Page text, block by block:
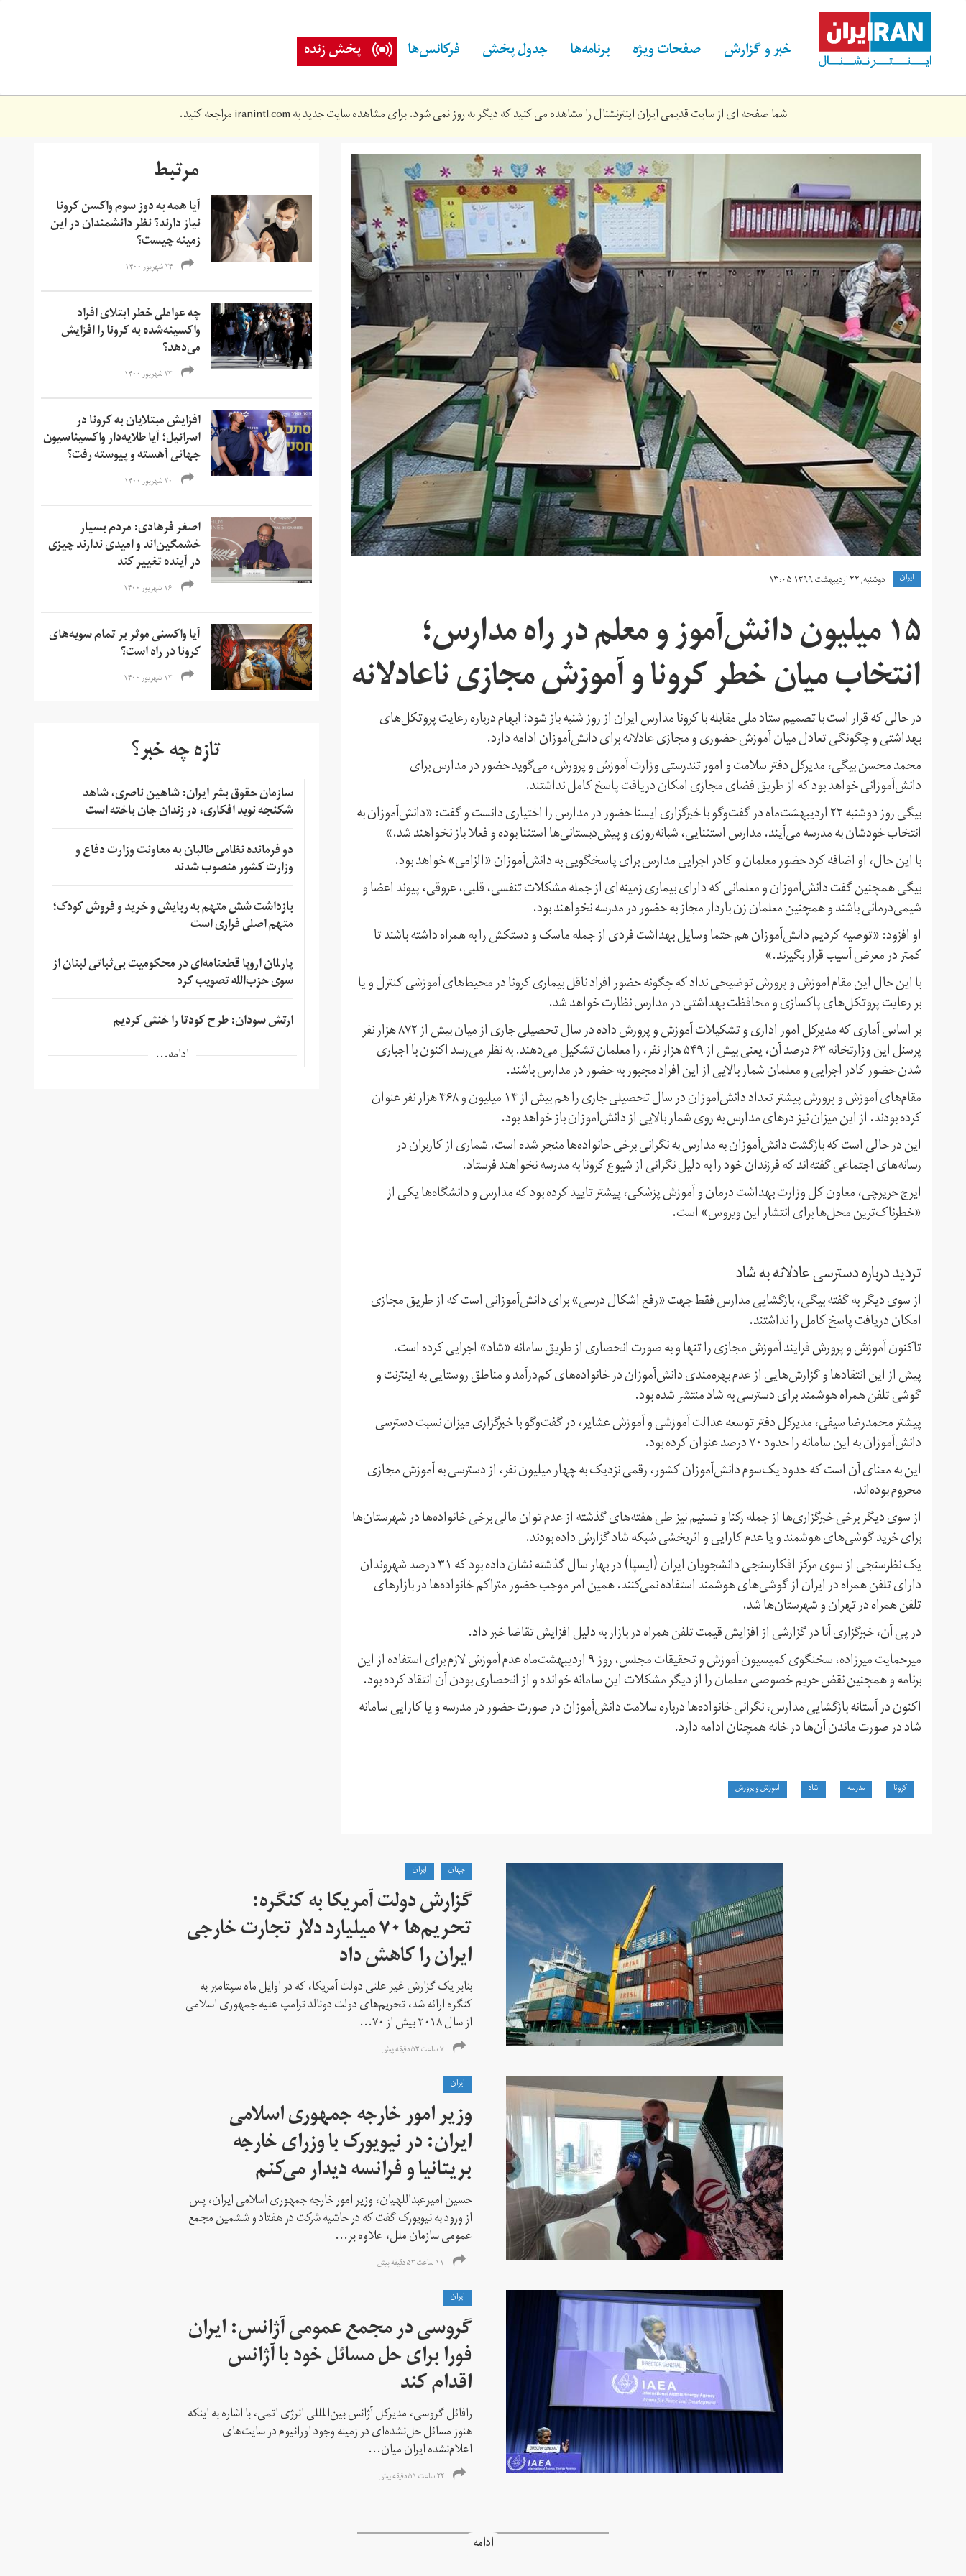
content خبر و گزارش صفحات ویژه برنامه‌ها جدول پخش فرکانس‌ها پخش زنده
شما صفحه ای از سایت قدیمی ایران اینترنشنال را مشاهده می کنید که دیگر به روز نمی شود. برای مشاهده سایت جدید بهiranintl.comمراجعه کنید.
1398120612265787019783394.jpg
ايران دوشنبه, ۲۲ اردیبهشت ۱۳۹۹ ۱۳:۰۵
۱۵ میلیون دانش‌آموز و معلم در راه مدارس؛
انتخاب میان خطر کرونا و آموزش مجازی ناعادلانه
در حالی که قرار است با تصمیم ستاد ملی مقابله با کرونا مدارس ایران از روز شنبه باز شود؛ ابهام درباره رعایت پروتکل‌های
بهداشتی و چگونگی تعادل میان آموزش حضوری و مجازی عادلانه برای دانش‌آموزان ادامه دارد.
محمد محسن بیگی،‌ مدیرکل دفتر سلامت و امور تندرستی وزارت آموزش و پرورش،‌ می‌گوید حضور در مدارس برای
دانش‌آموزانی خواهد بود که از طریق فضای مجازی امکان دریافت پاسخ کامل نداشتند.
بیگی روز دوشنبه ۲۲ اردیبهشت‌ماه در گفت‌وگو با خبرگزاری ایسنا حضور در مدارس را اختیاری دانست و گفت: «دانش‌آموزان به
انتخاب خودشان به مدرسه می‌آیند. مدارس استثنایی،‌ شبانه‌روزی و پیش‌دبستانی‌ها استثنا بوده و فعلا باز نخواهند شد.»
با این حال،‌ او اضافه کرد حضور معلمان و کادر اجرایی مدارس برای پاسخگویی به دانش‌آموزان «الزامی» خواهد بود.
بیگی همچنین گفت دانش‌آموزان و معلمانی که دارای بیماری زمینه‌ای از جمله مشکلات تنفسی،‌ قلبی،‌ عروقی،‌ پیوند اعضا و
شیمی‌‌درمانی باشند و همچنین معلمان زن باردار مجاز به حضور در مدرسه نخواهند بود.
او افزود: «توصیه کردیم دانش‌آموزان هم حتما وسایل بهداشت فردی از جمله ماسک و دستکش را به همراه داشته باشند تا
کمتر در معرض آسیب قرار بگیرند.»
با این حال این مقام آموزش و پرورش توضیحی نداد که چگونه حضور افراد ناقل بیماری کرونا در محیط‌های آموزشی کنترل و یا
بر رعایت پروتکل‌های پاکسازی و محافظت بهداشتی در مدارس نظارت خواهد شد.
بر اساس آماری که مدیرکل امور اداری و تشکیلات آموزش و پرورش داده در سال تحصیلی جاری از میان بیش از ۸۷۲ هزار نفر
پرسنل این وزارتخانه ۶۳ درصد آن،‌ یعنی بیش از ۵۴۹ هزار نفر، را معلمان تشکیل می‌دهند. به نظر می‌رسد اکنون با اجباری
شدن حضور کادر اجرایی و معلمان شمار بالایی از این افراد مجبور به حضور در مدارس باشند.
مقام‌های آموزش و پرورش پیشتر تعداد دانش‌آموزان در سال تحصیلی جاری را هم بیش از ۱۴ میلیون و ۴۶۸ هزار نفر عنوان
کرده بودند. از این میزان نیز درهای مدارس به روی شمار بالایی از دانش‌آموزان باز خواهد بود.
این در حالی است که بازگشت دانش‌آموزان به مدارس به نگرانی برخی خانواده‌ها منجر شده است. شماری از کاربران در
رسانه‌های اجتماعی گفته‌اند که فرزندان خود را به دلیل نگرانی از شیوع کرونا به مدرسه نخواهند فرستاد.
ایرج حریرچی، معاون کل وزارت بهداشت درمان و آموزش پزشکی، پیشتر تایید کرده بود که مدارس و دانشگاه‌ها یکی از
«خطرناک‌ترین محل‌ها برای انتشار این ویروس» است.
تردید درباره دسترسی عادلانه به شاد
از سوی دیگر به گفته بیگی،‌ بازگشایی مدارس فقط جهت «رفع اشکال درسی» برای دانش‌آموزانی است که از طریق مجازی
امکان دریافت پاسخ کامل را نداشتند.
تاکنون آموزش و پرورش فرایند آموزش مجازی را تنها و به صورت انحصاری از طریق سامانه «شاد» اجرایی کرده است.
پیش از این انتقادها و گزارش‌هایی از عدم بهره‌مندی دانش‌آموزان در خانواده‌های کم‌درآمد و مناطق روستایی به اینترنت و
گوشی تلفن‌ همراه هوشمند برای دسترسی به شاد منتشر شده بود.
پیشتر محمدرضا سیفی،‌ مدیرکل دفتر توسعه عدالت آموزشی و آموزش عشایر،‌ در گفت‌وگو با خبرگزاری میزان نسبت دسترسی
دانش‌آموزان به این سامانه را حدود ۷۰ درصد عنوان کرده بود.
این به معنای آن است که حدود یک‌سوم دانش‌آموزان کشور،‌ رقمی نزدیک به چهار میلیون نفر، از دسترسی به آموزش مجازی
محروم بوده‌اند.
از سوی دیگر برخی خبرگزاری‌ها از جمله رکنا و تسنیم نیز طی هفته‌های گذشته از عدم توان مالی برخی خانواده‌ها در شهرستان‌ها
برای خرید گوشی‌های هوشمند و یا عدم کارایی و اثربخشی شبکه شاد گزارش داده بودند.
یک نظرسنجی از سوی مرکز افکارسنجی دانشجویان ایران (ایسپا) در بهار سال گذشته نشان داده بود که ۳۱ درصد شهروندان
دارای تلفن همراه در ایران از گوشی‌های هوشمند استفاده نمی‌کنند. همین امر موجب حضور متراکم خانواده‌ها در بازارهای
تلفن همراه در تهران و شهرستان‌ها شد.
در پی آن، خبرگزاری آنا در گزارشی از افزایش قیمت تلفن همراه در بازار به دلیل افزایش تقاضا خبر داد.
میرحمایت میرزاده،‌ سخنگوی کمیسیون آموزش و تحقیقات مجلس، روز ۹ اردیبهشت‌ماه عدم آموزش لازم برای استفاده از این
برنامه و همچنین نقض حریم خصوصی معلمان را از دیگر مشکلات این سامانه خوانده و از انحصاری بودن آن انتقاد کرده بود.
اکنون در آستانه بازگشایی مدارس، نگرانی خانواده‌ها درباره سلامت دانش‌آموزان در صورت حضور در مدرسه و یا کارایی سامانه
شاد در صورت ماندن آن‌ها در خانه همچنان ادامه دارد.
کرونا مدرسه شاد آموزش و پرورش
مرتبط
آیا همه به دوز سوم واکسن کرونا
نیاز دارند؟ نظر دانشمندان در این
زمینه چیست؟
۲۴ شهریور ۱۴۰۰
چه عواملی خطر ابتلای افراد
واکسینه‌شده به کرونا را افزایش
می‌دهد؟
۲۳ شهریور ۱۴۰۰
افزایش مبتلایان به کرونا در
اسرائیل؛ آیا طلایه‌دار واکسیناسیون
جهانی آهسته و پیوسته رفت؟
۲۰ شهریور ۱۴۰۰
اصغر فرهادی: مردم بسیار
خشمگین‌‌اند و امیدی ندارند چیزی
در آینده تغییر کند
۱۶ شهریور ۱۴۰۰
آیا واکسنی موثر بر تمام سویه‌های
کرونا در راه است؟
۱۳ شهریور ۱۴۰۰
تازه چه خبر؟
سازمان حقوق بشر ایران: شاهین ناصری، شاهد
شکنجه نوید افکاری، در زندان جان باخته است
دو فرمانده نظامی طالبان به معاونت وزارت دفاع و
وزارت کشور منصوب شدند
بازداشت شش متهم به ربایش و خرید و فروش کودک؛
متهم اصلی فراری است
پارلمان اروپا قطعنامه‌ای در محکومیت بی‌ثباتی لبنان از
سوی حزب‌الله تصویب کرد
ارتش سودان: طرح کودتا را خنثی کردیم
ادامه...
جهان ايران
گزارش دولت آمریکا به کنگره:
تحریم‌ها ۷۰ میلیارد دلار تجارت خارجی
ایران را کاهش داد
بنابر یک گزارش غیر علنی دولت آمریکا، که در اوایل ماه سپتامبر به
کنگره ارائه شد، تحریم‌های دولت دونالد ترامپ علیه جمهوری اسلامی
از سال ۲۰۱۸ بیش از ۷۰...
۷ ساعت ۵۳ دقیقه پیش
ايران
وزیر امور خارجه جمهوری اسلامی
ایران: در نیویورک با وزرای خارجه
بریتانیا و فرانسه دیدار می‌کنم
حسین امیرعبداللهیان، وزیر امور خارجه جمهوری اسلامی ایران، پس
از ورود به نیویورک گفت که در حاشیه شرکت در هفتاد و ششمین مجمع
عمومی سازمان ملل، علاوه بر...
۱۱ ساعت ۵۳ دقیقه پیش
ايران
گروسی در مجمع عمومی آژانس: ایران
فورا برای حل مسائل خود با آژانس
اقدام کند
رافائل گروسی، مدیرکل آژانس بین‌المللی انرژی اتمی، با اشاره به اینکه
هنوز مسائل حل‌نشده‌ای در زمینه وجود اورانیوم در سایت‌های
اعلام‌نشده ایران میان...
۲۲ ساعت ۵۱ دقیقه پیش
ادامه